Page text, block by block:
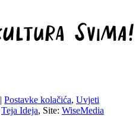
| Postavke kolačića, Uvjeti
Teja Ideja, Site: WiseMedia